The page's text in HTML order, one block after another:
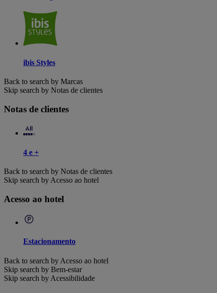
ibis Styles
Back to search by Marcas
Skip search by Notas de clientes
Notas de clientes
4 e +
Back to search by Notas de clientes
Skip search by Acesso ao hotel
Acesso ao hotel
Estacionamento
Back to search by Acesso ao hotel
Skip search by Bem-estar
Skip search by Acessibilidade